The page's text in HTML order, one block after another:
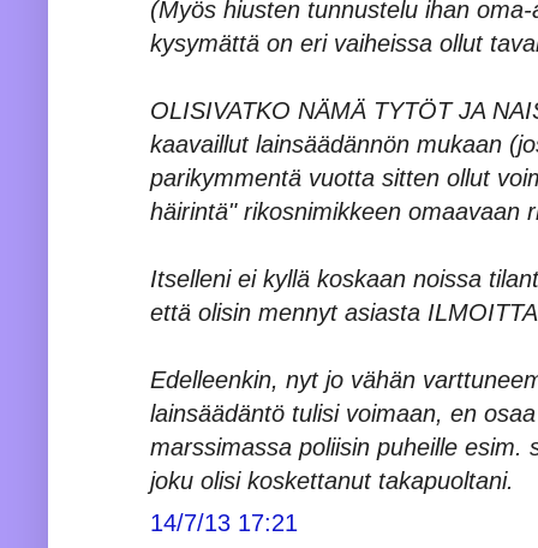
(Myös hiusten tunnustelu ihan
kysymättä on eri vaiheissa ollut
OLISIVATKO NÄMÄ TYTÖT JA
kaavaillut lainsäädännön mukaan
parikymmentä vuotta sitten ollut
häirintä" rikosnimikkeen omaavaan
Itselleni ei kyllä koskaan noissa
että olisin mennyt asiasta
Edelleenkin, nyt jo vähän
lainsäädäntö tulisi voimaan, en
marssimassa poliisin puheille esim.
joku olisi koskettanut takapuoltani.
14/7/13 17:21